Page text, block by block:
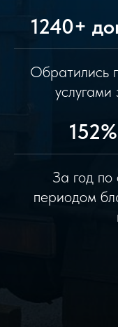
1240+
Обратились
услугами
За год
периодом